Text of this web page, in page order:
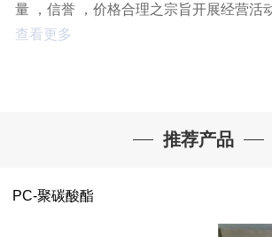
量 ，信誉 ，价格合理之宗旨开展经营活
查看更多
推荐产品
PC-聚碳酸酯